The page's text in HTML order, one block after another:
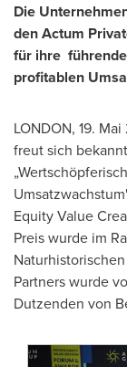
Die
den Actum
für ihre
profitablen
LONDON, 19.
freut sich
Equity Value
Preis wurde im
Partners wurde
Dutzenden von